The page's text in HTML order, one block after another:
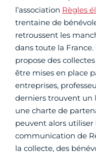
l’association Règles
trentaine de
retroussent les
dans toute la
propose des
être mises en place
entreprises,
derniers trouvent un
une charte de
peuvent alors utiliser
communication de
la collecte, des